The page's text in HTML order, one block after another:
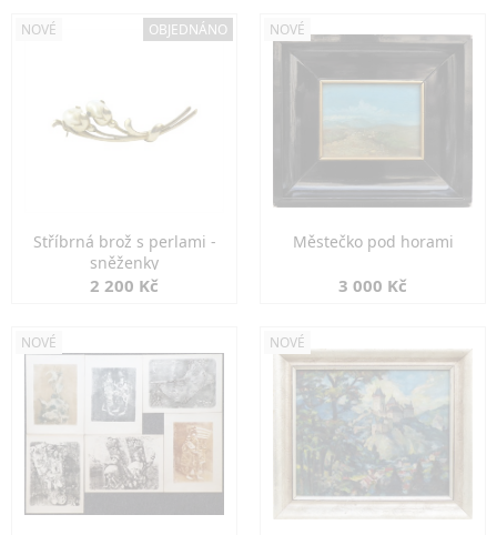
NOVÉ OBJEDNÁNO
Stříbrná brož s perlami -
sněženky
2 200 Kč
NOVÉ
Městečko pod horami
3 000 Kč
NOVÉ NOVÉ